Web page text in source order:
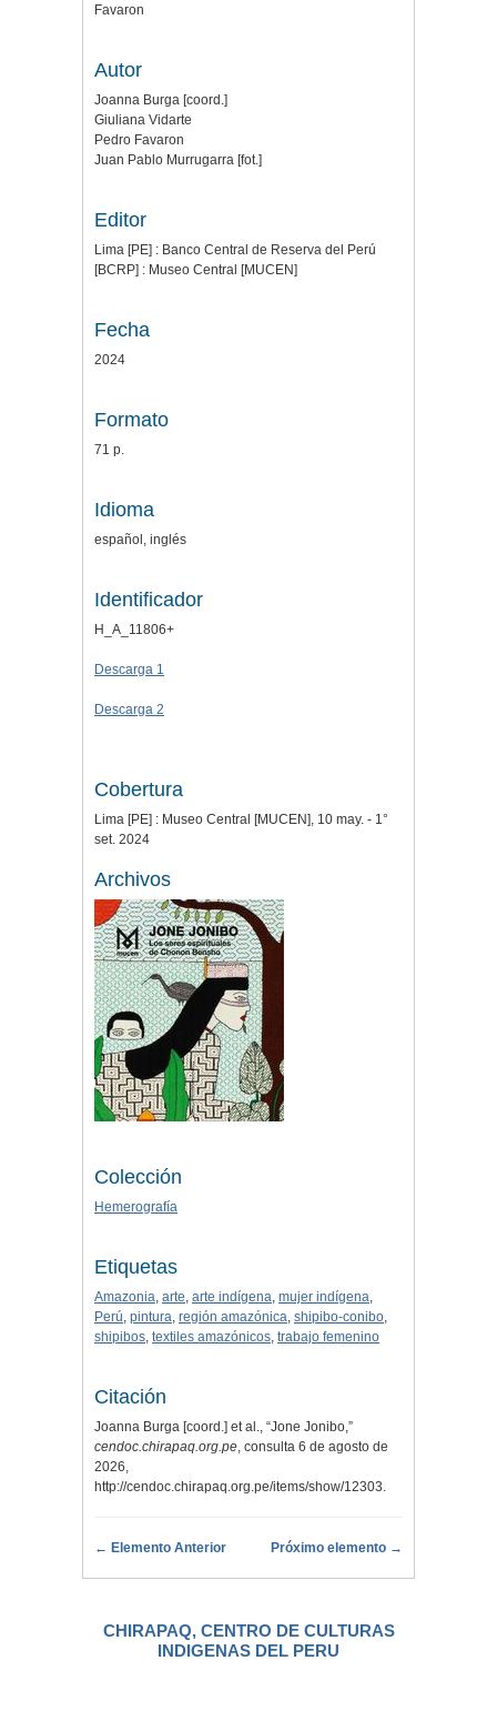
Favaron
Autor
Joanna Burga [coord.]
Giuliana Vidarte
Pedro Favaron
Juan Pablo Murrugarra [fot.]
Editor
Lima [PE] : Banco Central de Reserva del Perú
[BCRP] : Museo Central [MUCEN]
Fecha
2024
Formato
71 p.
Idioma
español, inglés
Identificador
H_A_11806+
Descarga 1
Descarga 2
Cobertura
Lima [PE] : Museo Central [MUCEN], 10 may. - 1°
set. 2024
Archivos
Colección
Hemerografía
Etiquetas
Amazonia, arte, arte indígena, mujer indígena,
Perú, pintura, región amazónica, shipibo-conibo,
shipibos, textiles amazónicos, trabajo femenino
Citación
Joanna Burga [coord.] et al., “Jone Jonibo,”
cendoc.chirapaq.org.pe, consulta 6 de agosto de
2026,
http://cendoc.chirapaq.org.pe/items/show/12303.
← Elemento Anterior Próximo elemento →
CHIRAPAQ, CENTRO DE CULTURAS
INDIGENAS DEL PERU